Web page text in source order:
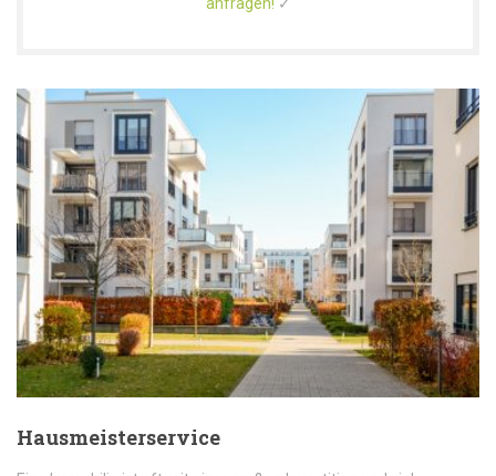
Hausmeisterservice